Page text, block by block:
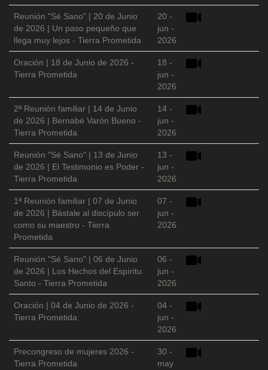
Reunión "Sé Sano" | 20 de Junio
de 2026 | Un paso pequeño que
llega muy lejos - Tierra Prometida
20 -
jun -
2026
Oración | 18 de Junio de 2026 -
Tierra Prometida
18 -
jun -
2026
2ª Reunión familiar | 14 de Junio
de 2026 | Bernabé Varón Bueno -
Tierra Prometida
14 -
jun -
2026
Reunión "Sé Sano" | 13 de Junio
de 2026 | El Testimonio es Poder -
Tierra Prometida
13 -
jun -
2026
1ª Reunión familiar | 07 de Junio
de 2026 | Bástale al discípulo ser
como su maestro - Tierra
Prometida
07 -
jun -
2026
Reunión "Sé Sano" | 06 de Junio
de 2026 | Los Hechos del Espíritu
Santo - Tierra Prometida
06 -
jun -
2026
Oración | 04 de Junio de 2026 -
Tierra Prometida
04 -
jun -
2026
Precongreso de mujeres 2026 -
Tierra Prometida
30 -
may